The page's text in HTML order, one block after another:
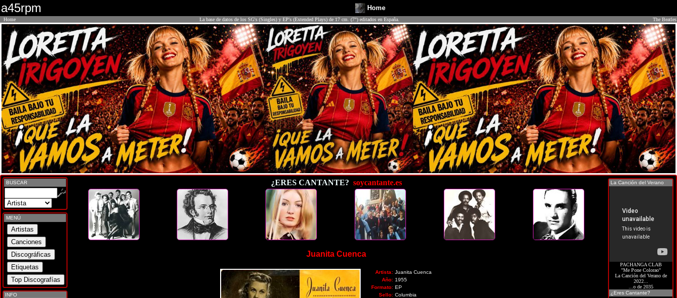
a45rpm Home
Home La base de datos de los SG's (Singles) y EP's (Extended Plays) de 17 cm. (7") editados en España. The Beatles
BUSCAR
MENÚ
INFO
¿ERES CANTANTE? soycantante.es
Juanita Cuenca
Artista: Juanita Cuenca
Año: 1955
Formato: EP
Sello: Columbia
La Canción del Verano
PACHANGA CLAB
"Me Pone Colorao"
La Canción del Verano de
2022...
...o de 2035
¿Eres Cantante?